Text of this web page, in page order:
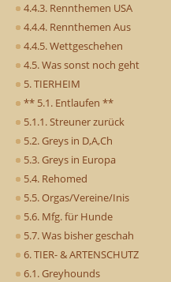
4.4.3. Rennthemen USA
4.4.4. Rennthemen Aus
4.4.5. Wettgeschehen
4.5. Was sonst noch geht
5. TIERHEIM
** 5.1. Entlaufen **
5.1.1. Streuner zurück
5.2. Greys in D,A,Ch
5.3. Greys in Europa
5.4. Rehomed
5.5. Orgas/Vereine/Inis
5.6. Mfg. für Hunde
5.7. Was bisher geschah
6. TIER- & ARTENSCHUTZ
6.1. Greyhounds